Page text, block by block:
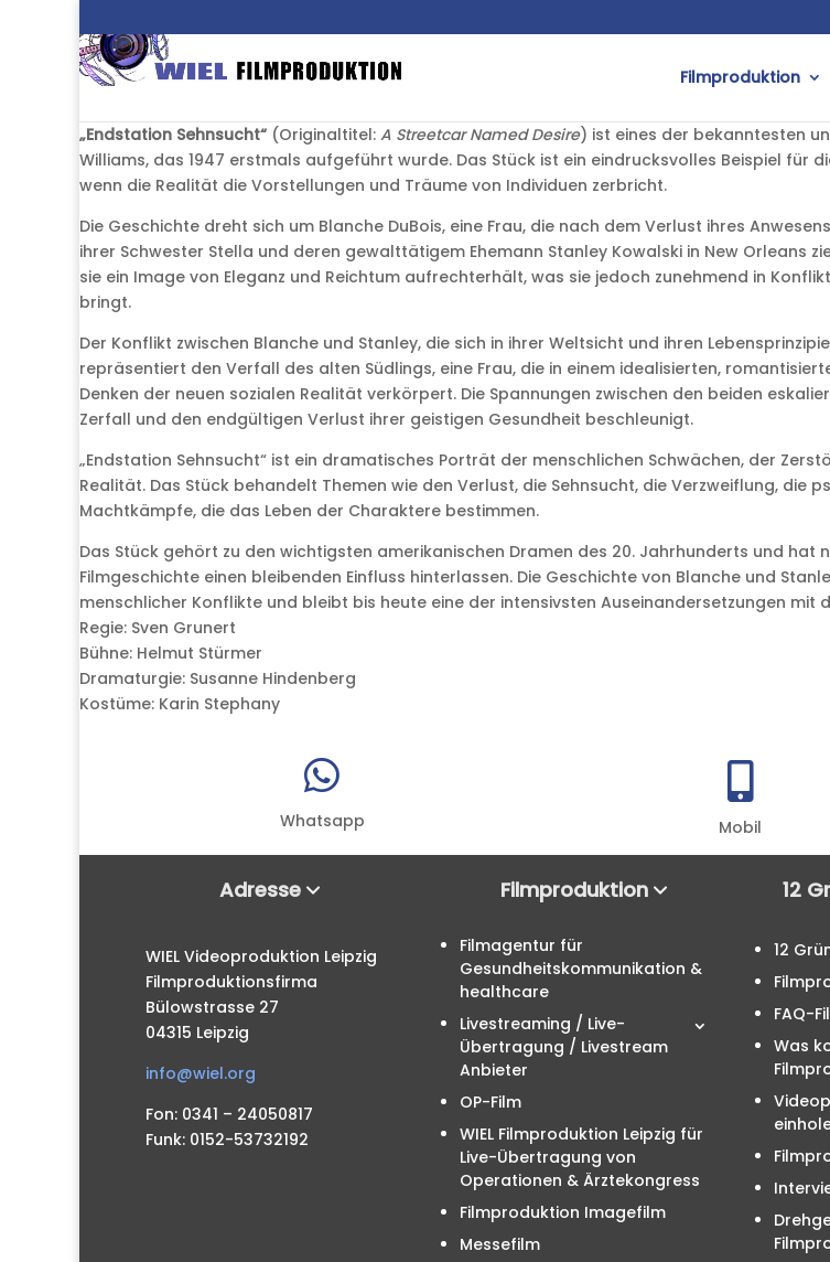
Filmproduktion
„Endstation Sehnsucht“ (Originaltitel: A Streetcar Named Desire) ist eines der bekanntesten
Williams, das 1947 erstmals aufgeführt wurde. Das Stück ist ein eindrucksvolles Beispiel für
wenn die Realität die Vorstellungen und Träume von Individuen zerbricht.
Die Geschichte dreht sich um Blanche DuBois, eine Frau, die nach dem Verlust ihres
ihrer Schwester Stella und deren gewalttätigem Ehemann Stanley Kowalski in New Orleans
sie ein Image von Eleganz und Reichtum aufrechterhält, was sie jedoch zunehmend in
bringt.
Der Konflikt zwischen Blanche und Stanley, die sich in ihrer Weltsicht und ihren
repräsentiert den Verfall des alten Südlings, eine Frau, die in einem idealisierten,
Denken der neuen sozialen Realität verkörpert. Die Spannungen zwischen den beiden
Zerfall und den endgültigen Verlust ihrer geistigen Gesundheit beschleunigt.
„Endstation Sehnsucht“ ist ein dramatisches Porträt der menschlichen Schwächen, der
Realität. Das Stück behandelt Themen wie den Verlust, die Sehnsucht, die Verzweiflung, die
Machtkämpfe, die das Leben der Charaktere bestimmen.
Das Stück gehört zu den wichtigsten amerikanischen Dramen des 20. Jahrhunderts und
Filmgeschichte einen bleibenden Einfluss hinterlassen. Die Geschichte von Blanche und
menschlicher Konflikte und bleibt bis heute eine der intensivsten Auseinandersetzungen mit
Regie: Sven Grunert
Bühne: Helmut Stürmer
Dramaturgie: Susanne Hindenberg
Kostüme: Karin Stephany

Whatsapp

Mobil
Adresse
WIEL Videoproduktion Leipzig
Filmproduktionsfirma
Bülowstrasse 27
04315 Leipzig
info@wiel.org
Fon: 0341 – 24050817
Funk: 0152-53732192
Filmproduktion
Filmagentur für
Gesundheitskommunikation &
healthcare
Livestreaming / Live-
Übertragung / Livestream
Anbieter
OP-Film
WIEL Filmproduktion Leipzig für
Live-Übertragung von
Operationen & Ärztekongress
Filmproduktion Imagefilm
Messefilm
12
12
FAQ-
Was